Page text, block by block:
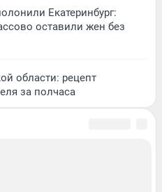
Екатеринбург:
оставили жен без
области: рецепт
за полчаса